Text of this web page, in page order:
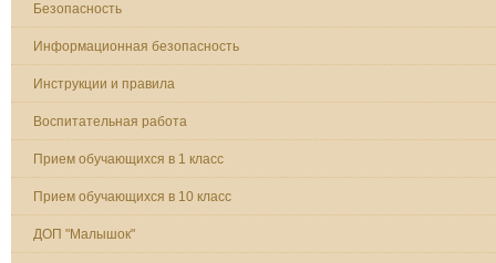
Безопасность
Информационная безопасность
Инструкции и правила
Воспитательная работа
Прием обучающихся в 1 класс
Прием обучающихся в 10 класс
ДОП "Малышок"